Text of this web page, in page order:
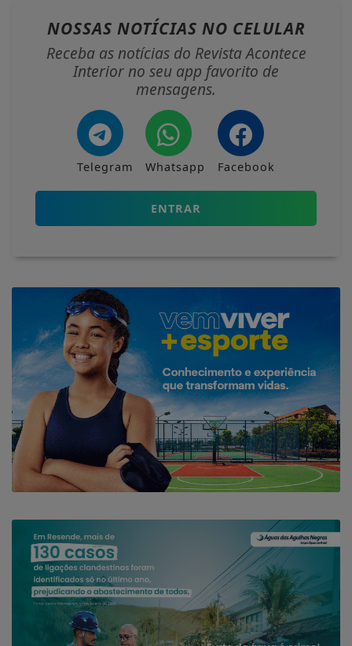
NOSSAS NOTÍCIAS NO CELULAR
Receba as notícias do Revista Acontece
Interior no seu app favorito de
mensagens.
Telegram Whatsapp Facebook
ENTRAR